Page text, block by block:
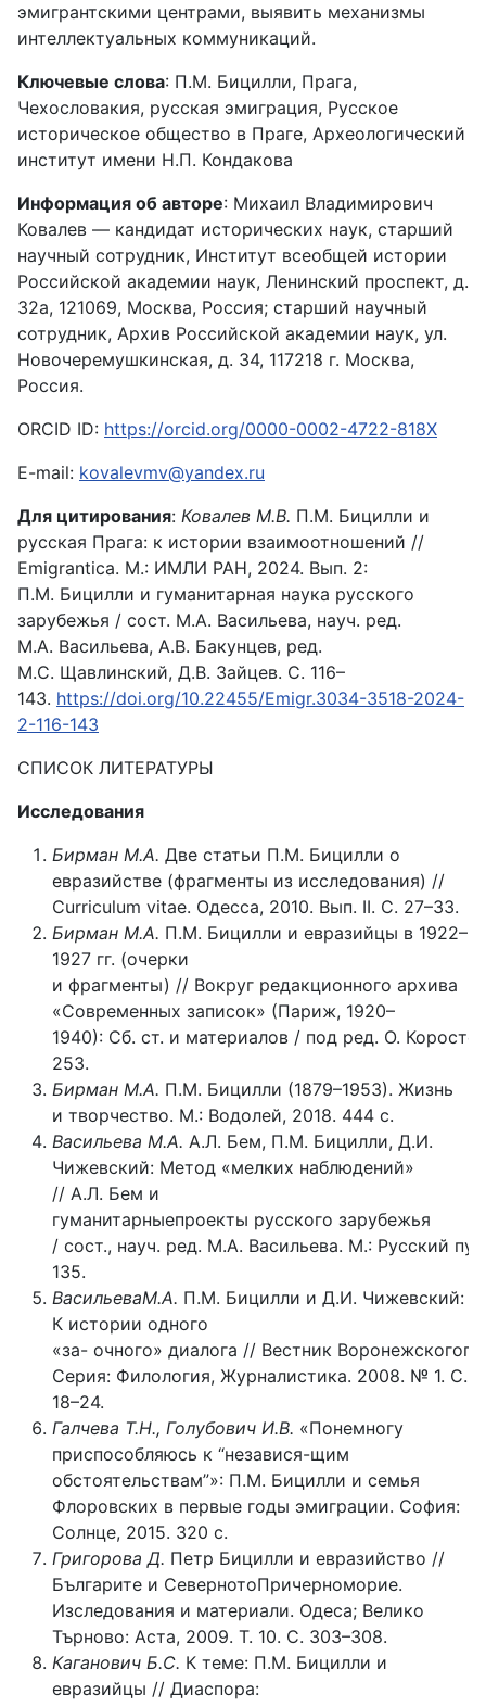
эмигрантскими центрами, выявить механизмы
интеллектуальных коммуникаций.
Ключевые слова: П.М. Бицилли, Прага,
Чехословакия, русская эмиграция, Русское
историческое общество в Праге, Археологический
институт имени Н.П. Кондакова
Информация об авторе: Михаил Владимирович
Ковалев — кандидат исторических наук, старший
научный сотрудник, Институт всеобщей истории
Российской академии наук, Ленинский проспект, д.
32а, 121069, Москва, Россия; старший научный
сотрудник, Архив Российской академии наук, ул.
Новочеремушкинская, д. 34, 117218 г. Москва,
Россия.
ORCID ID: https://orcid.org/0000-0002-4722-818X
E-mail: kovalevmv@yandex.ru
Для цитирования: Ковалев М.В. П.М. Бицилли и
русская Прага: к истории взаимоотношений //
Emigrantica. М.: ИМЛИ РАН, 2024. Вып. 2:
П.М. Бицилли и гуманитарная наука русского
зарубежья / сост. М.А. Васильева, науч. ред.
М.А. Васильева, А.В. Бакунцев, ред.
М.С. Щавлинский, Д.В. Зайцев. С. 116–
143. https://doi.org/10.22455/Emigr.3034-3518-2024-
2-116-143
СПИСОК ЛИТЕРАТУРЫ
Исследования
Бирман М.А. Две статьи П.М. Бицилли о
евразийстве (фрагменты из исследования) //
Curriculum vitae. Одесса, 2010. Вып. II. С. 27–33.
Бирман М.А. П.М. Бицилли и евразийцы в 1922–
1927 гг. (очерки
и фрагменты) // Вокруг редакционного архива
«Современных записок» (Париж, 1920–
1940): Сб. ст. и материалов / под ред. О.
253.
Бирман М.А. П.М. Бицилли (1879–1953). Жизнь
и творчество. М.: Водолей, 2018. 444 с.
Васильева М.А. А.Л. Бем, П.М. Бицилли, Д.И.
Чижевский: Метод «мелких наблюдений»
// А.Л. Бем и
гуманитарныепроекты русского зарубежья
/ сост., науч. ред. М.А. Васильева. М.: Русский
135.
ВасильеваМ.А. П.М. Бицилли и Д.И. Чижевский:
К истории одного
«за- очного» диалога // Вестник
Серия: Филология, Журналистика. 2008. № 1. С.
18–24.
Галчева Т.Н., Голубович И.В. «Понемногу
приспособляюсь к “независя-щим
обстоятельствам”»: П.М. Бицилли и семья
Флоровских в первые годы эмиграции. София:
Солнце, 2015. 320 с.
Григорова Д. Петр Бицилли и евразийство //
Българите и СевернотоПричерноморие.
Изследования и материали. Одеса; Велико
Търново: Аста, 2009. Т. 10. С. 303–308.
Каганович Б.С. К теме: П.М. Бицилли и
евразийцы // Диаспора: